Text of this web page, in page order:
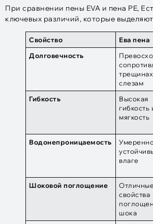
При сравнении пены EVA и пена PE,
ключевых различий, которые
Свойство Ева пена
Долговечность
слезам
Гибкость
Высокая
гибкость
мягкость
Водонепроницаемость
влаге
Шоковой поглощение
свойства
шока